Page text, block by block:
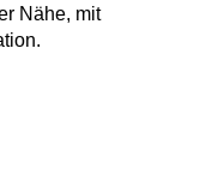
Nähe, mit